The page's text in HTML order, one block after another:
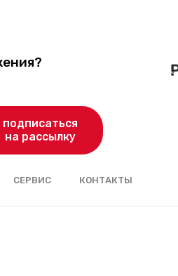
подписаться
на рассылку
СЕРВИС КОНТАКТЫ